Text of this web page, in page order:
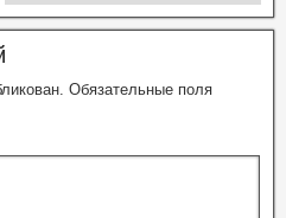
Обязательные поля